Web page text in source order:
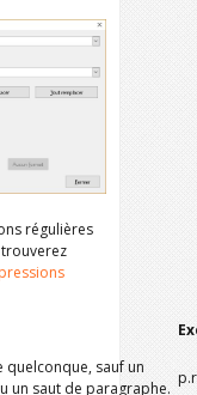
régulières
trouverez
quelconque, sauf un
un saut de paragraphe.